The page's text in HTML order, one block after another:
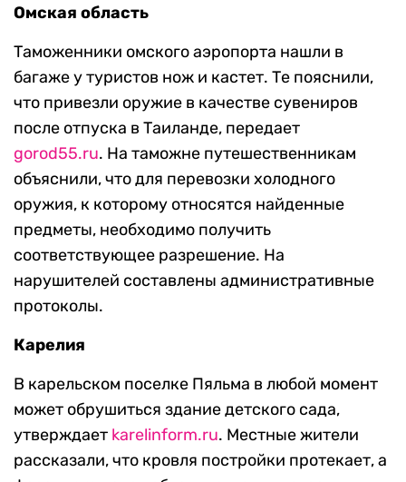
Омская область
Таможенники омского аэропорта нашли в
багаже у туристов нож и кастет. Те пояснили,
что привезли оружие в качестве сувениров
после отпуска в Таиланде, передает
gorod55.ru. На таможне путешественникам
объяснили, что для перевозки холодного
оружия, к которому относятся найденные
предметы, необходимо получить
соответствующее разрешение. На
нарушителей составлены административные
протоколы.
Карелия
В карельском поселке Пяльма в любой момент
может обрушиться здание детского сада,
утверждает karelinform.ru. Местные жители
рассказали, что кровля постройки протекает, а